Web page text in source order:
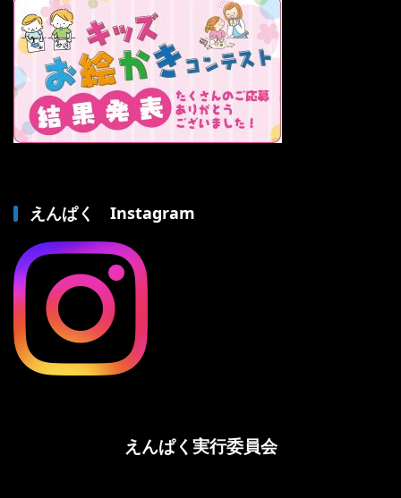
えんぱく Instagram
えんぱく実行委員会